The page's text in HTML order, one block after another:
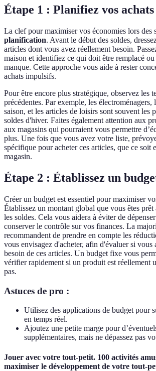
Étape 1 : Planifiez vos achats
La clef pour maximiser vos économies lors des
planification. Avant le début des soldes,
articles dont vous avez réellement besoin.
maison et identifiez ce qui doit être remplacé
manque. Cette approche vous aide à rester
achats impulsifs.
Pour être encore plus stratégique, observez les
précédentes. Par exemple, les électroménagers,
saison, et les articles de loisirs sont souvent les
soldes d'hiver. Faites également attention aux
aux magasins qui pourraient vous permettre
plus. Une fois que vous avez votre liste,
spécifique pour acheter ces articles, que ce soit
magasin.
Étape 2 : Établissez un
Créer un budget est essentiel pour maximiser
Établissez un montant global que vous êtes prêt
les soldes. Cela vous aidera à éviter de
conserver le contrôle sur vos finances. La
recommandent de prendre en compte les
vous envisagez d'acheter, afin d'évaluer si vous
besoin de ces articles. Un budget fixe vous
vérifier rapidement si un produit est réellement
pas.
Astuces de pro :
Utilisez des applications de budget pour
en temps réel.
Ajoutez une petite marge pour
supplémentaires, mais ne dépassez pas
Jouer avec votre tout-petit. 100 activités
maximiser le développement de votre tout-